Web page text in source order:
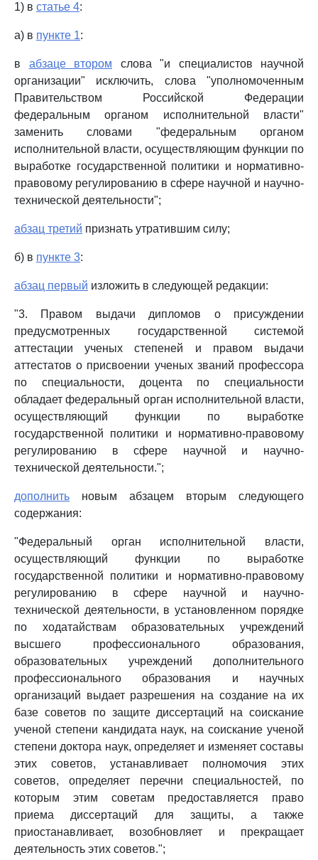
1) в статье 4:
а) в пункте 1:
в абзаце втором слова "и специалистов научной
организации" исключить, слова "уполномоченным
Правительством Российской Федерации
федеральным органом исполнительной власти"
заменить словами "федеральным органом
исполнительной власти, осуществляющим функции по
выработке государственной политики и нормативно-
правовому регулированию в сфере научной и научно-
технической деятельности";
абзац третий признать утратившим силу;
б) в пункте 3:
абзац первый изложить в следующей редакции:
"3. Правом выдачи дипломов о присуждении
предусмотренных государственной системой
аттестации ученых степеней и правом выдачи
аттестатов о присвоении ученых званий профессора
по специальности, доцента по специальности
обладает федеральный орган исполнительной власти,
осуществляющий функции по выработке
государственной политики и нормативно-правовому
регулированию в сфере научной и научно-
технической деятельности.";
дополнить новым абзацем вторым следующего
содержания:
"Федеральный орган исполнительной власти,
осуществляющий функции по выработке
государственной политики и нормативно-правовому
регулированию в сфере научной и научно-
технической деятельности, в установленном порядке
по ходатайствам образовательных учреждений
высшего профессионального образования,
образовательных учреждений дополнительного
профессионального образования и научных
организаций выдает разрешения на создание на их
базе советов по защите диссертаций на соискание
ученой степени кандидата наук, на соискание ученой
степени доктора наук, определяет и изменяет составы
этих советов, устанавливает полномочия этих
советов, определяет перечни специальностей, по
которым этим советам предоставляется право
приема диссертаций для защиты, а также
приостанавливает, возобновляет и прекращает
деятельность этих советов.";